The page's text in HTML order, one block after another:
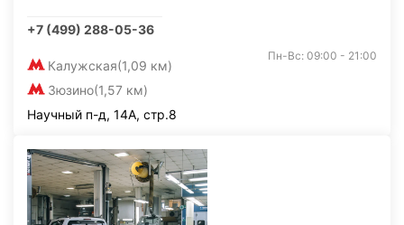
+7 (499) 288-05-36
Калужская(1,09 км)
Зюзино(1,57 км)
Пн-Вс: 09:00 - 21:00
Научный п-д, 14А, стр.8